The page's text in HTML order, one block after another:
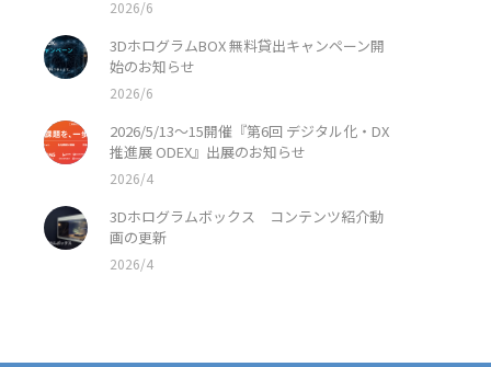
2026/6
3DホログラムBOX 無料貸出キャンペーン開
始のお知らせ
2026/6
2026/5/13〜15開催『第6回 デジタル化・DX
推進展 ODEX』出展のお知らせ
2026/4
3Dホログラムボックス コンテンツ紹介動
画の更新
2026/4